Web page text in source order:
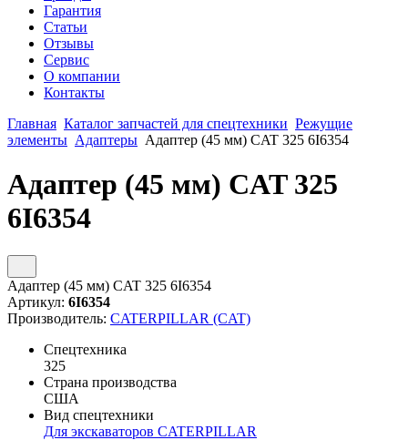
Гарантия
Статьи
Отзывы
Сервис
О компании
Контакты
Главная Каталог запчастей для спецтехники Режущие
элементы Адаптеры Адаптер (45 мм) CAT 325 6I6354
Адаптер (45 мм) CAT 325
6I6354
Адаптер (45 мм) CAT 325 6I6354
Артикул: 6I6354
Производитель: CATERPILLAR (CAT)
Спецтехника
325
Страна производства
США
Вид спецтехники
Для экскаваторов CATERPILLAR